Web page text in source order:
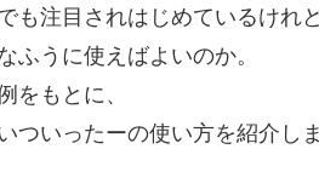
も注目されはじめているけれ
ふうに使えばよいのか。
をもとに、
ついったーの使い方を紹介しま